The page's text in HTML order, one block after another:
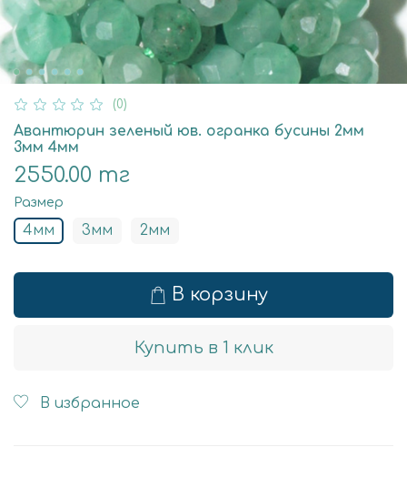
(0)
Авантюрин зеленый юв. огранка бусины 2мм
3мм 4мм
2550.00 тг
Размер
4мм 3мм 2мм
В корзину
Купить в 1 клик
В избранное